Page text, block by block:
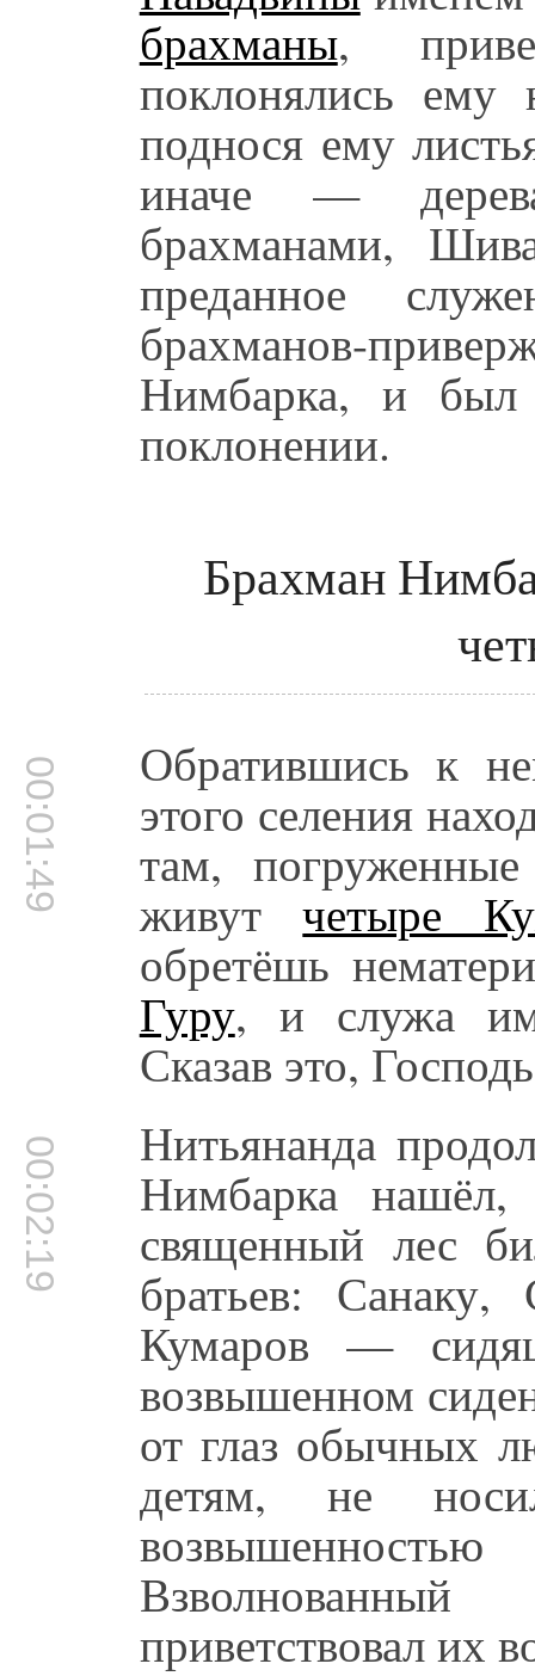
брахманы,
поклонялись ему
поднося ему
иначе —
брахманами,
преданное
брахманов-
Нимбарка, и
поклонении.
Брахман
00:01:49 Обратившись к
этого селения
там, погруженные
живутчетыре
обретёшь
Гуру, и служа
Сказав это,
00:02:19 Нитьянанда
Нимбарка
священный лес
братьев:
Кумаров —
возвышенном
от глаз обычных
детям, не
приветствовал их